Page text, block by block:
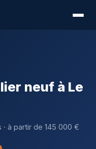
neuf à Le
· à partir de 145 000 €